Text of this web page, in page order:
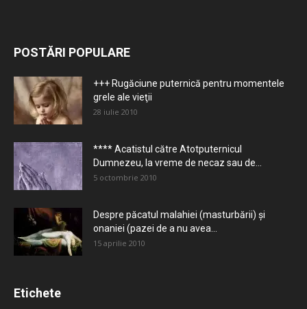
POSTĂRI POPULARE
+++ Rugăciune puternică pentru momentele
grele ale vieţii
28 iulie 2010
**** Acatistul către Atotputernicul
Dumnezeu, la vreme de necaz sau de...
5 octombrie 2010
Despre păcatul malahiei (masturbării) şi
onaniei (pazei de a nu avea...
15 aprilie 2010
Etichete